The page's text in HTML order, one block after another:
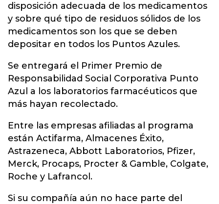
disposición adecuada de los medicamentos
y sobre qué tipo de residuos sólidos de los
medicamentos son los que se deben
depositar en todos los Puntos Azules.
Se entregará el Primer Premio de
Responsabilidad Social Corporativa Punto
Azul a los laboratorios farmacéuticos que
más hayan recolectado.
Entre las empresas afiliadas al programa
están Actifarma, Almacenes Éxito,
Astrazeneca, Abbott Laboratorios, Pfizer,
Merck, Procaps, Procter & Gamble, Colgate,
Roche y Lafrancol.
Si su compañía aún no hace parte del